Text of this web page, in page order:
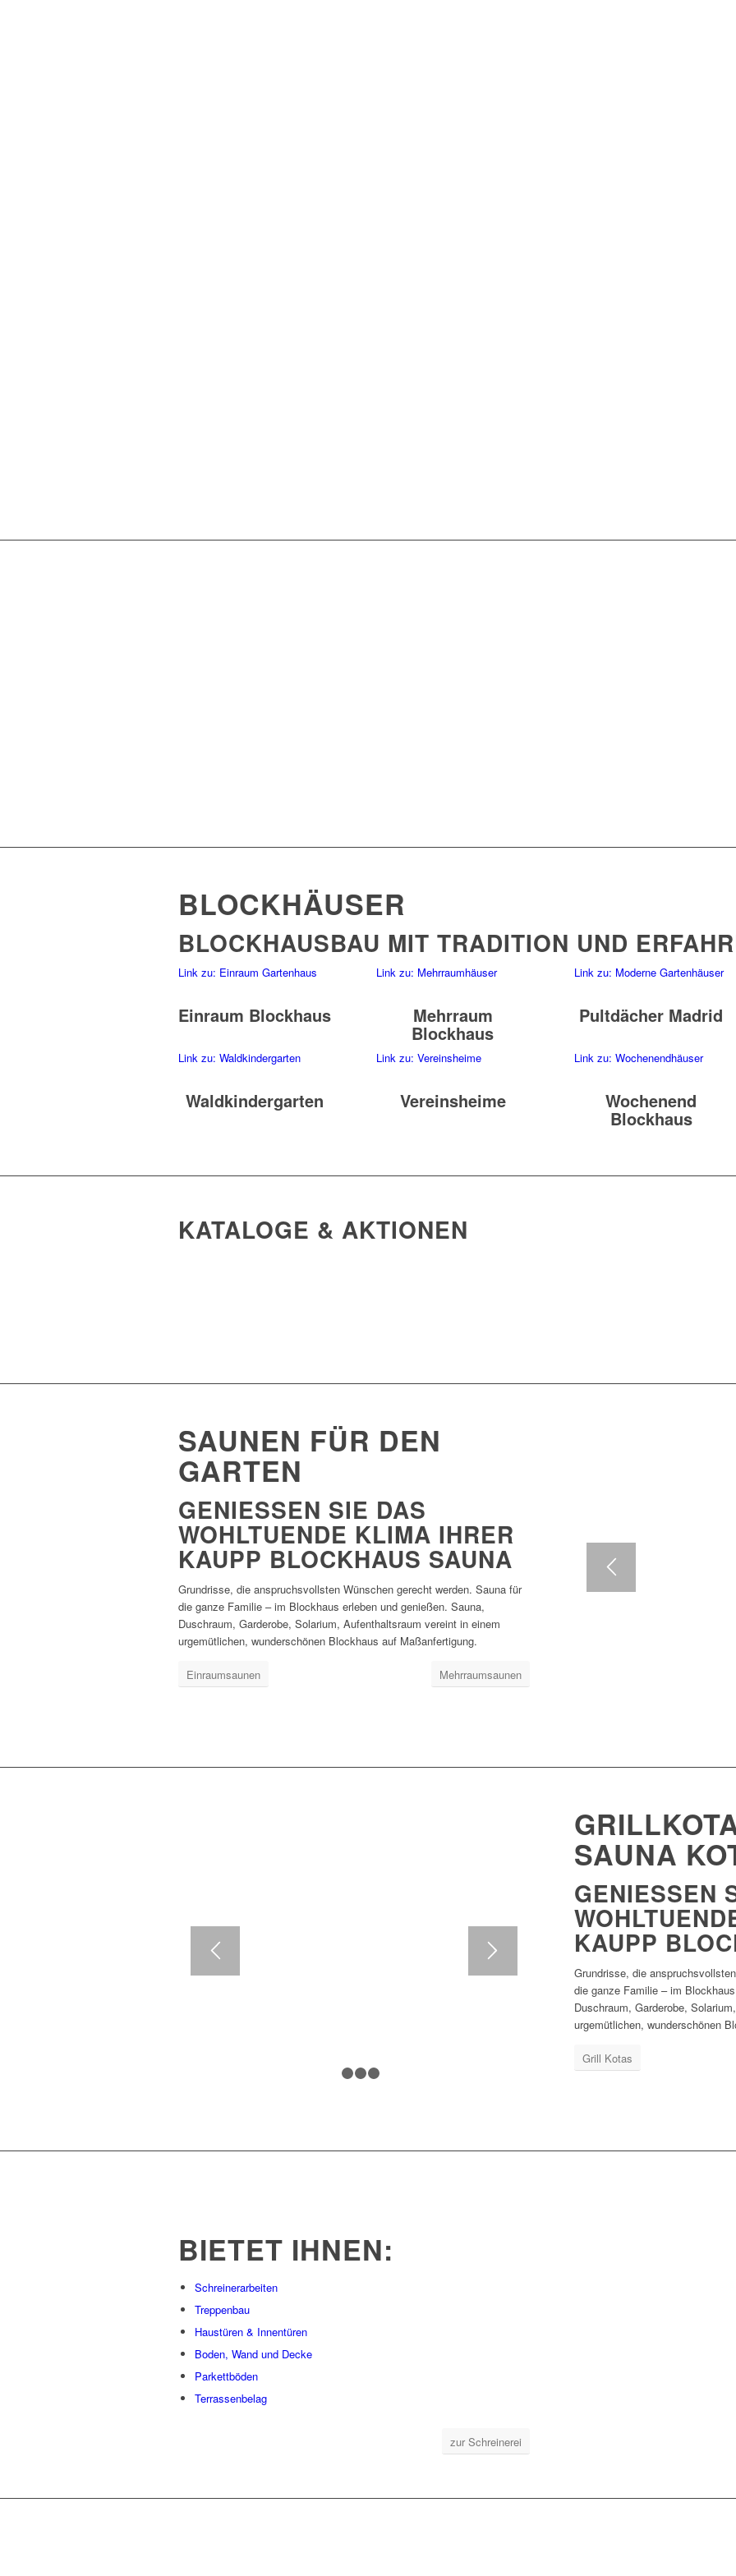
BLOCKHÄUSER
BLOCKHAUSBAU MIT TRADITION UND
Link zu: Einraum Gartenhaus
Einraum Blockhaus
Link zu: Mehrraumhäuser
Mehrraum
Blockhaus
Link zu: Moderne Gartenhäuser
Pultdächer Madrid
Link zu: Waldkindergarten
Waldkindergarten
Link zu: Vereinsheime
Vereinsheime
Link zu: Wochenendhäuser
Wochenend
Blockhaus
KATALOGE & AKTIONEN
SAUNEN FÜR DEN
GARTEN
GENIESSEN SIE DAS W
OHLTUENDE KLIMA IHRER K
AUPP BLOCKHAUS SAUNA
Grundrisse, die anspruchsvollsten Wünschen gerecht werden. Sauna für
die ganze Familie – im Blockhaus erleben und genießen. Sauna,
Duschraum, Garderobe, Solarium, Aufenthaltsraum vereint in einem
urgemütlichen, wunderschönen Blockhaus auf Maßanfertigung.
Einraumsaunen Mehrraumsaunen
Saunaspaß, der keine
Saunaspaß, der keine Wünsche offen lässt.
SAUNA
GENIESSEN
OHLTUENDE
AUPP
Grundrisse, die
die ganze Familie – im
Duschraum, Garderobe,
urgemütlichen, wunderschönen
Grill Kotas
BIETET IHNEN:
Schreinerarbeiten
Treppenbau
Haustüren & Innentüren
Boden, Wand und Decke
Parkettböden
Terrassenbelag
zur Schreinerei